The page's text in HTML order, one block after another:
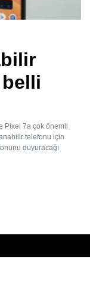
Pixel 7a çok önemli
telefonu için
duyuracağı